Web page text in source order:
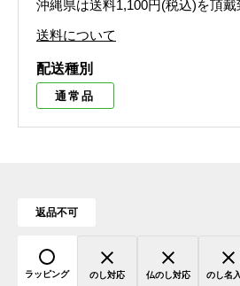
沖縄県は送料1,100円(税込)を頂戴
送料について
配送種別
通常品
返品不可
ラッピング のし対応 仏のし対応 のし名